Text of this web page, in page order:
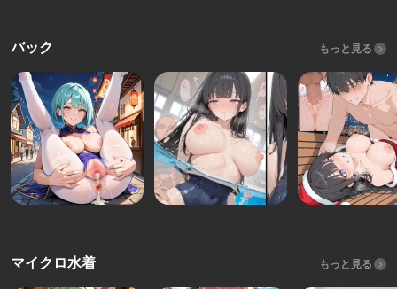
バック もっと見る
マイクロ水着 もっと見る